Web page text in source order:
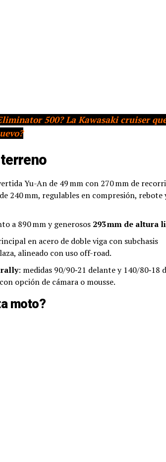
500? La Kawasaki cruiser
Yu-An de 49 mm con 270 mm de
240 mm, regulables en compresión, rebote
a 890 mm y generosos 293 mm de altura
en acero de doble viga con subchasis
alineado con uso off-road.
rally: medidas 90/90‑21 delante y 140/80‑18
opción de cámara o mousse.
moto?